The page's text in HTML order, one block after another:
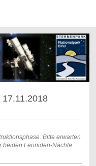
Bitte erwarten
beiden Leoniden-Nächte.